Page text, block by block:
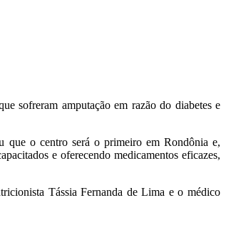
sofreram amputação em razão do diabetes e
que o centro será o primeiro em Rondônia e,
e oferecendo medicamentos eficazes,
Tássia Fernanda de Lima e o médico